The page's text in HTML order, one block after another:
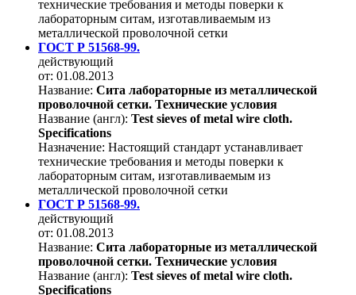
технические требования и методы поверки к
лабораторным ситам, изготавливаемым из
металлической проволочной сетки
ГОСТ Р 51568-99.
действующий
от: 01.08.2013
Название: Сита лабораторные из металлической
проволочной сетки. Технические условия
Название (англ): Test sieves of metal wire cloth.
Specifications
Назначение: Настоящий стандарт устанавливает
технические требования и методы поверки к
лабораторным ситам, изготавливаемым из
металлической проволочной сетки
ГОСТ Р 51568-99.
действующий
от: 01.08.2013
Название: Сита лабораторные из металлической
проволочной сетки. Технические условия
Название (англ): Test sieves of metal wire cloth.
Specifications